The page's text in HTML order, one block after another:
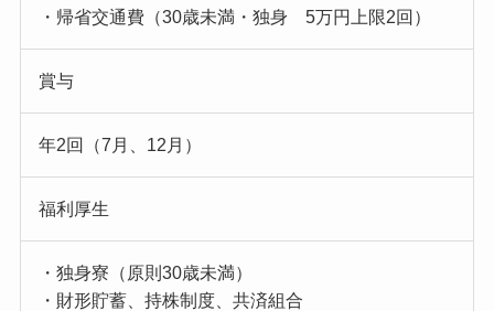
・帰省交通費（30歳未満・独身 5万円上限2回）
賞与
年2回（7月、12月）
福利厚生
・独身寮（原則30歳未満）
・財形貯蓄、持株制度、共済組合